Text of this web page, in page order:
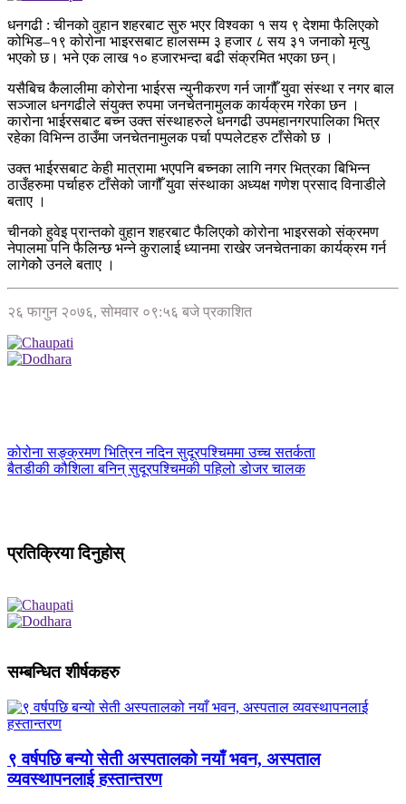
धनगढी : चीनको वुहान शहरबाट सुरु भएर विश्वका १ सय ९ देशमा फैलिएको
कोभिड–१९ कोरोना भाइरसबाट हालसम्म ३ हजार ८ सय ३१ जनाको मृत्यु
भएको छ। भने एक लाख १० हजारभन्दा बढी संक्रमित भएका छन्।
यसैबिच कैलालीमा कोरोना भाईरस न्युनीकरण गर्न जागौँ युवा संस्था र नगर बाल
सञ्जाल धनगढीले संयुक्त रुपमा जनचेतनामुलक कार्यक्रम गरेका छन ।
कारोना भाईरसबाट बच्न उक्त संस्थाहरुले धनगढी उपमहानगरपालिका भित्र
रहेका विभिन्न ठाउँमा जनचेतनामुलक पर्चा पप्पलेटहरु टाँसेको छ ।
उक्त भाईरसबाट केही मात्रामा भएपनि बच्नका लागि नगर भित्रका बिभिन्न
ठाउँहरुमा पर्चाहरु टाँसेको जागौँ युवा संस्थाका अध्यक्ष गणेश प्रसाद विनाडीले
बताए ।
चीनको हुवेइ प्रान्तको वुहान शहरबाट फैलिएको कोरोना भाइरसको संक्रमण
नेपालमा पनि फैलिन्छ भन्ने कुरालाई ध्यानमा राखेर जनचेतनाका कार्यक्रम गर्न
लागेकोे उनले बताए ।
२६ फागुन २०७६, सोमवार ०९:५६ बजे प्रकाशित
कोरोना सङ्क्रमण भित्रिन नदिन सुदूरपश्चिममा उच्च सतर्कता
बैतडीकी कौशिला बनिन् सुदूरपश्चिमकी पहिलो डोजर चालक
प्रतिक्रिया दिनुहोस्
सम्बन्धित शीर्षकहरु
९ वर्षपछि बन्यो सेती अस्पतालको नयाँ भवन, अस्पताल
व्यवस्थापनलाई हस्तान्तरण